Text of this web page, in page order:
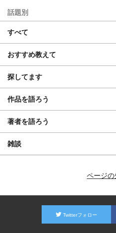
話題別
すべて
おすすめ教えて
探してます
作品を語ろう
著者を語ろう
雑談
ページ
Twitterフォロー